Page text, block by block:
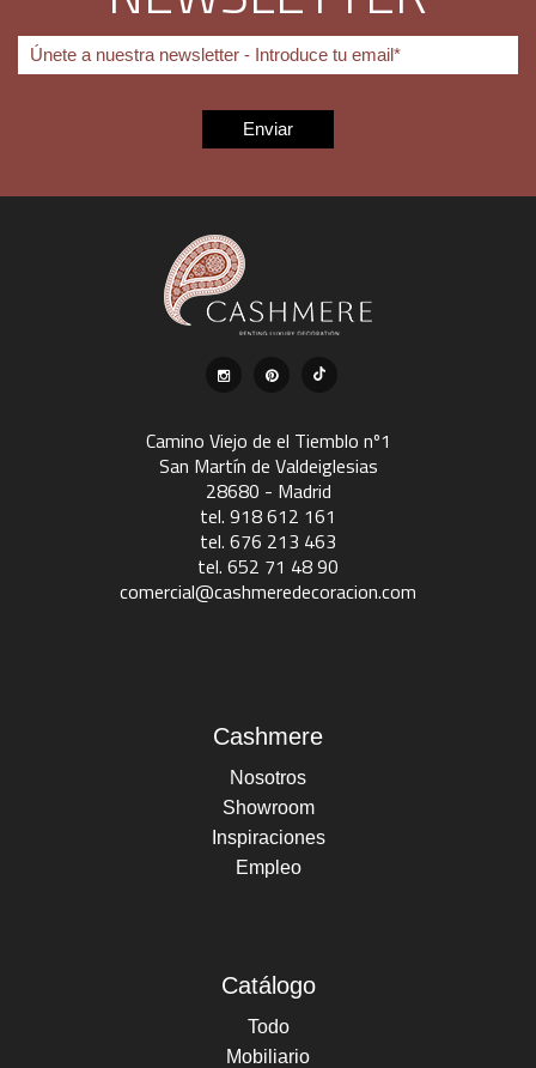
Camino Viejo de el Tiemblo nº1
San Martín de Valdeiglesias
28680 - Madrid
tel. 918 612 161
tel. 676 213 463
tel. 652 71 48 90
comercial@cashmeredecoracion.com
Cashmere
Nosotros
Showroom
Inspiraciones
Empleo
Catálogo
Todo
Mobiliario